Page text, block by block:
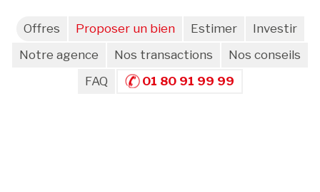
Offres Proposer un bien Estimer
Investir
Notre agence
Nos transactions
Nos conseils
FAQ
01 80 91 99 99